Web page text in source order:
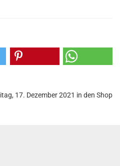
17. Dezember 2021 in den Shop